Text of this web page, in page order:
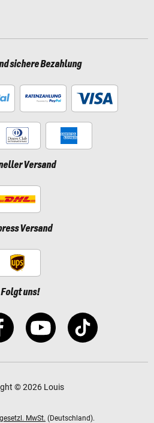
sichere Bezahlung
Versand
Versand
Folgt uns!
© 2026 Louis
MwSt. (Deutschland).